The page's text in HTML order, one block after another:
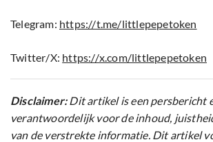
Telegram: https://t.me/littlepepetoken
Twitter/X: https://x.com/littlepepetoken
Disclaimer:Dit artikel is een persbericht
verantwoordelijk voor de inhoud,
van de verstrekte informatie. Dit artikel